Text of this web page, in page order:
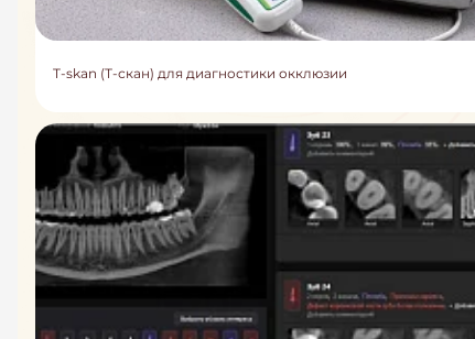
T-skan (Т-скан) для диагностики окклюзии